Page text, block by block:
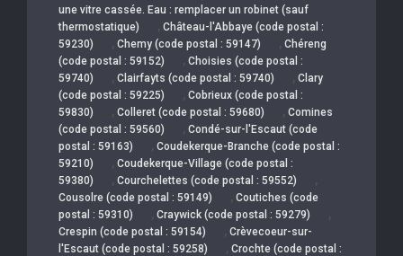
une vitre cassée. Eau : remplacer un robinet (sauf
thermostatique)
, Château-l'Abbaye (code postal :
59230)
, Chemy (code postal : 59147) , Chéreng
(code postal : 59152)
, Choisies (code postal :
59740)
, Clairfayts (code postal : 59740) , Clary
(code postal : 59225)
, Cobrieux (code postal :
59830)
, Colleret (code postal : 59680) , Comines
(code postal : 59560)
, Condé-sur-l'Escaut (code
postal : 59163)
, Coudekerque-Branche (code postal :
59210)
, Coudekerque-Village (code postal :
59380)
, Courchelettes (code postal : 59552) ,
Cousolre (code postal : 59149) , Coutiches (code
postal : 59310)
, Craywick (code postal : 59279) ,
Crespin (code postal : 59154) , Crèvecoeur-sur-
l'Escaut (code postal : 59258)
, Crochte (code postal :